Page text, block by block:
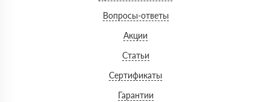
Вопросы-ответы
Акции
Статьи
Сертификаты
Гарантии